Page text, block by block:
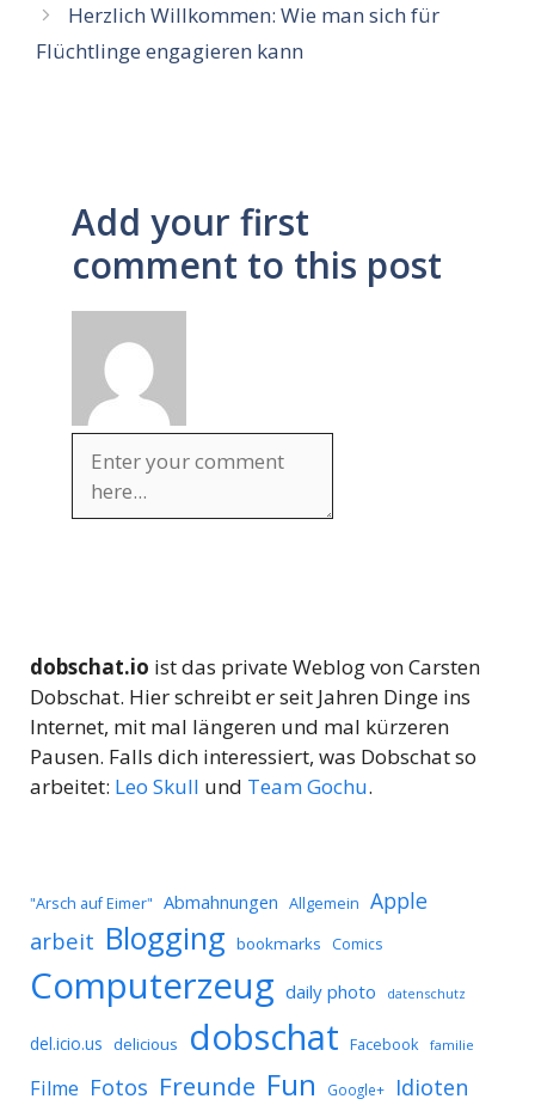
Herzlich Willkommen: Wie man sich für
Flüchtlinge engagieren kann
Add your first
comment to this post
dobschat.io ist das private Weblog von Carsten
Dobschat. Hier schreibt er seit Jahren Dinge ins
Internet, mit mal längeren und mal kürzeren
Pausen. Falls dich interessiert, was Dobschat so
arbeitet: Leo Skull und Team Gochu.
"Arsch auf Eimer" Abmahnungen Allgemein Apple
arbeit Blogging bookmarks Comics
Computerzeug daily photo datenschutz
del.icio.us delicious dobschat Facebook familie
Filme Fotos Freunde Fun Google+ Idioten